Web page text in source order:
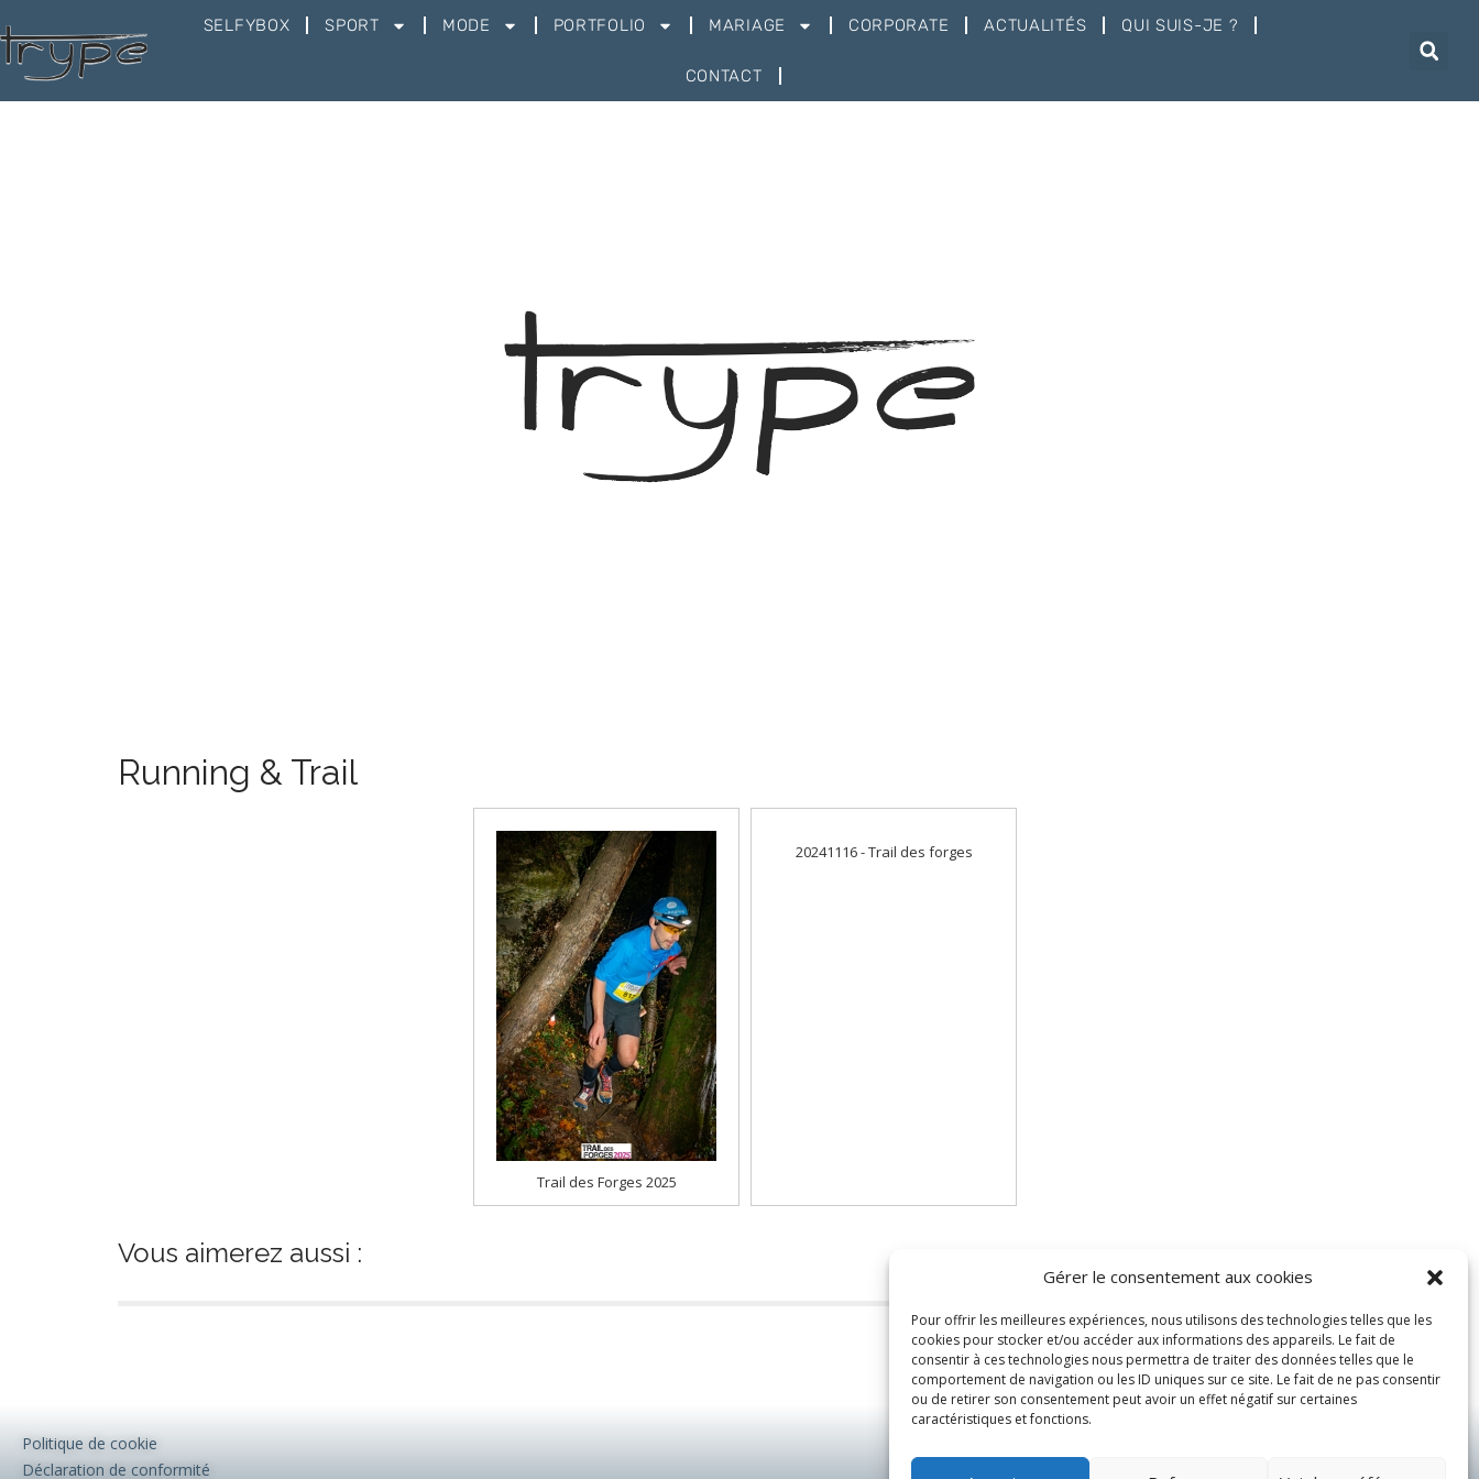
Gérer le consentement aux cookies
Pour offrir les meilleures expériences, nous utilisons des technologies telles que les
cookies pour stocker et/ou accéder aux informations des appareils. Le fait de
consentir à ces technologies nous permettra de traiter des données telles que le
comportement de navigation ou les ID uniques sur ce site. Le fait de ne pas consentir
ou de retirer son consentement peut avoir un effet négatif sur certaines
caractéristiques et fonctions.
SELFYBOX SPORT MODE PORTFOLIO MARIAGE CORPORATE ACTUALITÉS QUI SUIS-JE ?
CONTACT
Running & Trail
Trail des Forges 2025
20241116 - Trail des forges
Vous aimerez aussi :
Politique de cookie
Déclaration de conformité